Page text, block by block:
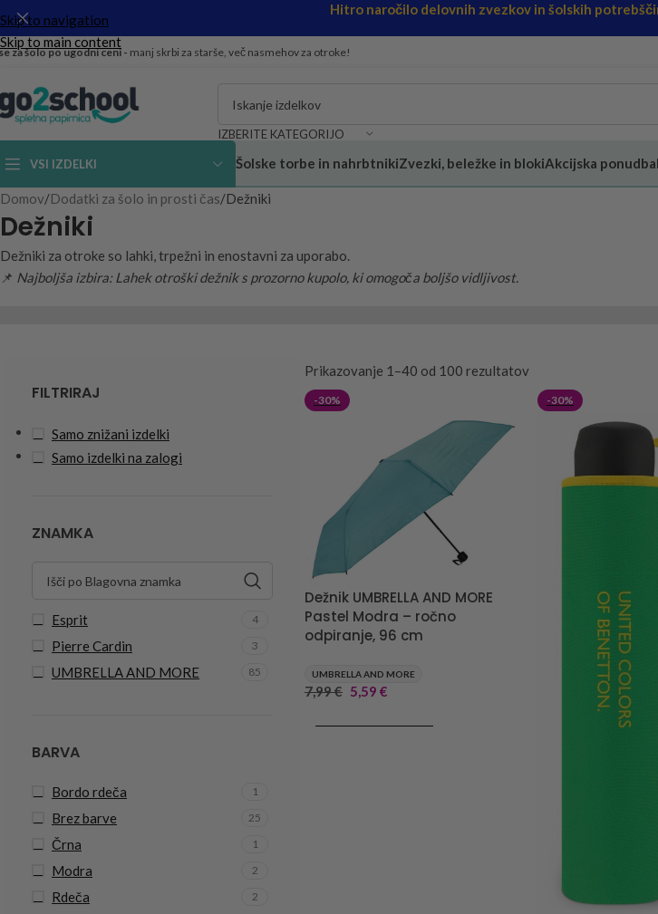
Skip to navigation
Skip to main content
Hitro naročilo delovnih zvezkov in šolskih
za šolo po ugodni ceni - manj skrbi za starše, več nasmehov za otroke!
IZBERITE KATEGORIJO
VSI IZDELKI Šolske torbe in nahrbtnikiZvezki, beležke in blokiAkcijska ponudba
Domov Dodatki za šolo in prosti čas Dežniki
Dežniki
Dežniki za otroke so lahki, trpežni in enostavni za uporabo.
📌 Najboljša izbira: Lahek otroški dežnik s prozorno kupolo, ki omogoča boljšo vidljivost.
FILTRIRAJ
Samo znižani izdelki
Samo izdelki na zalogi
ZNAMKA
Esprit 4
Pierre Cardin 3
UMBRELLA AND MORE 85
BARVA
Bordo rdeča 1
Brez barve 25
Črna 1
Modra 2
Rdeča 2
Prikazovanje 1–40 od 100 rezultatov
-30%
Dežnik UMBRELLA AND MORE
Pastel Modra – ročno
odpiranje, 96 cm
UMBRELLA AND MORE
7,99€ 5,59 €
-30%